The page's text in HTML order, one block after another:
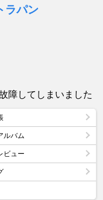
ラパン
障してしまいました
ルバム
ビュー